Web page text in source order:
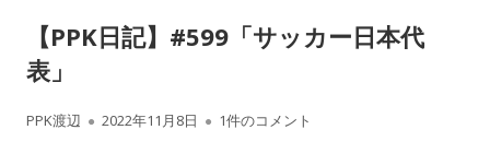
【PPK日記】#599「サッカー日本代
表」
作
PPK渡辺
公
2022年11月8日 【PPK日記】#599「サッカー日本代表」
1件のコメント